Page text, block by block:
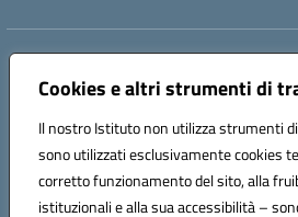
Cookies e altri strumenti di
Il nostro Istituto non utilizza strumenti
sono utilizzati esclusivamente cookies
corretto funzionamento del sito, alla
istituzionali e alla sua accessibilità –
Indirizzo:
Centralino:0832712132 Email:
Codice fiscale: 80012890754
Codice meccanografico:
LEIC84200L
Codice unico di fatturazione (CUF): UF9DQ6